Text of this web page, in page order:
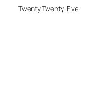
Twenty Twenty-Five